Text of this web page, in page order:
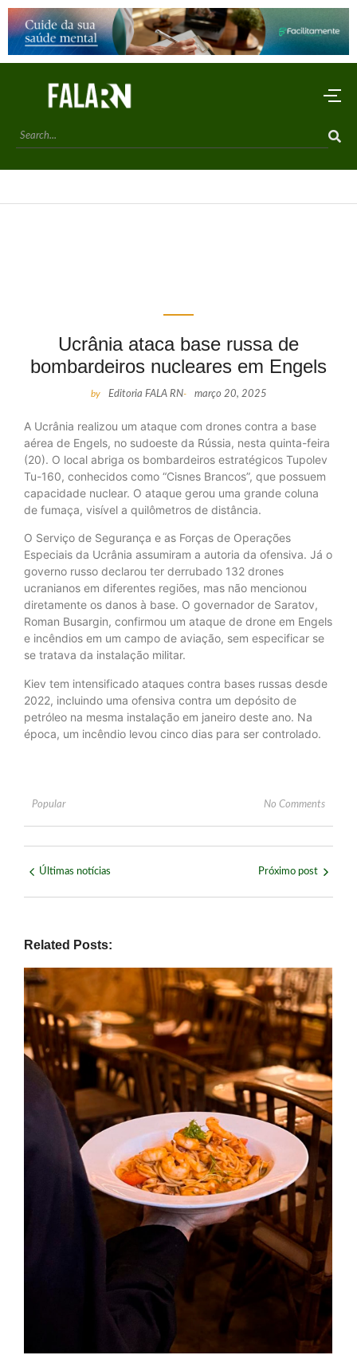
Ucrânia ataca base russa de
bombardeiros nucleares em Engels
by Editoria FALA RN- março 20, 2025
A Ucrânia realizou um ataque com drones contra a base
aérea de Engels, no sudoeste da Rússia, nesta quinta-feira
(20). O local abriga os bombardeiros estratégicos Tupolev
Tu-160, conhecidos como “Cisnes Brancos”, que possuem
capacidade nuclear. O ataque gerou uma grande coluna
de fumaça, visível a quilômetros de distância.
O Serviço de Segurança e as Forças de Operações
Especiais da Ucrânia assumiram a autoria da ofensiva. Já o
governo russo declarou ter derrubado 132 drones
ucranianos em diferentes regiões, mas não mencionou
diretamente os danos à base. O governador de Saratov,
Roman Busargin, confirmou um ataque de drone em Engels
e incêndios em um campo de aviação, sem especificar se
se tratava da instalação militar.
Kiev tem intensificado ataques contra bases russas desde
2022, incluindo uma ofensiva contra um depósito de
petróleo na mesma instalação em janeiro deste ano. Na
época, um incêndio levou cinco dias para ser controlado.
Popular No Comments
Últimas notícias Próximo post
Related Posts: